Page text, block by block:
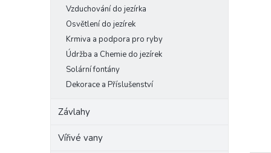
Vzduchování do jezírka
Osvětlení do jezírek
Krmiva a podpora pro ryby
Údržba a Chemie do jezírek
Solární fontány
Dekorace a Příslušenství
Závlahy
Vířivé vany